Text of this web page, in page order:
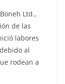
Ltd.,
de las
labores
al
rodean a